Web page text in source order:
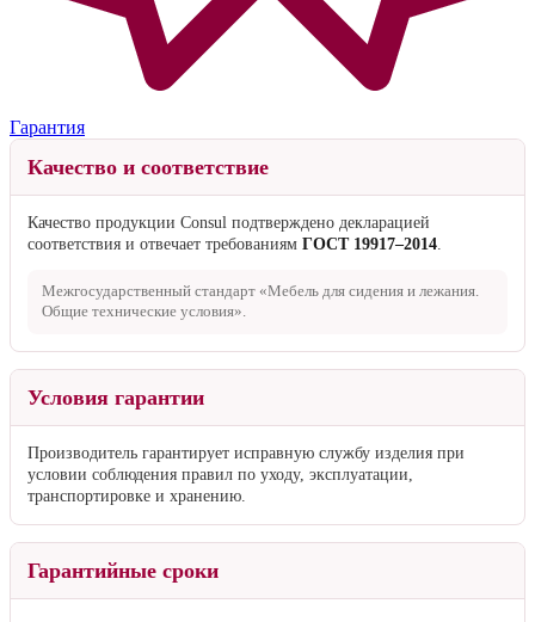
Гарантия
Качество и соответствие
Качество продукции Consul подтверждено декларацией
соответствия и отвечает требованиям ГОСТ 19917–2014.
Межгосударственный стандарт «Мебель для сидения и лежания.
Общие технические условия».
Условия гарантии
Производитель гарантирует исправную службу изделия при
условии соблюдения правил по уходу, эксплуатации,
транспортировке и хранению.
Гарантийные сроки